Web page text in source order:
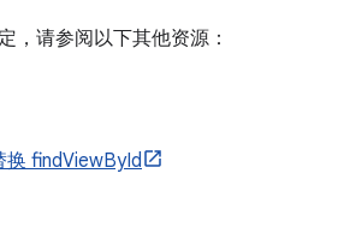
，请参阅以下其他资源：
findViewById